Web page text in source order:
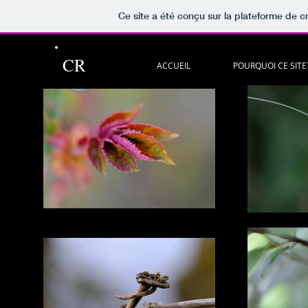
Ce site a été conçu sur la plateforme de
CR ACCUEIL POURQUOI CE